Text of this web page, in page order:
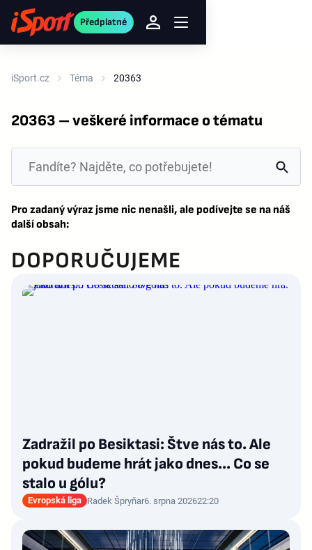
Předplatné
iSport.cz Téma 20363
20363 – veškeré informace o tématu
Pro zadaný výraz jsme nic nenašli, ale podívejte se na náš
další obsah:
DOPORUČUJEME
Zadražil po Besiktasi: Štve nás to. Ale
pokud budeme hrát jako dnes... Co se
stalo u gólu?
Evropská liga Radek Špryňar6. srpna 202622:20